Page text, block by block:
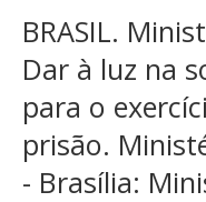
BRASIL.
Dar à luz na
para o
prisão.
- Brasília: